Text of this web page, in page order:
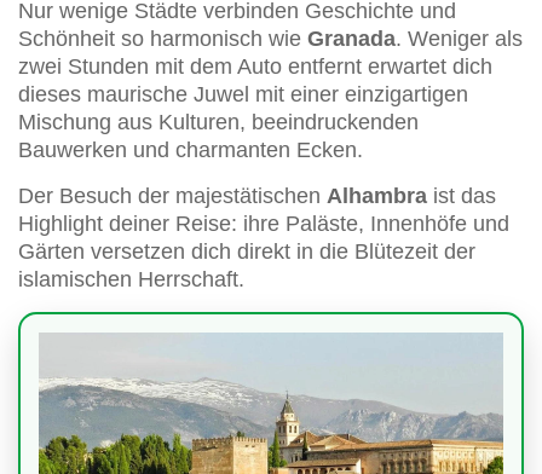
Nur wenige Städte verbinden Geschichte und
Schönheit so harmonisch wie Granada. Weniger als
zwei Stunden mit dem Auto entfernt erwartet dich
dieses maurische Juwel mit einer einzigartigen
Mischung aus Kulturen, beeindruckenden
Bauwerken und charmanten Ecken.
Der Besuch der majestätischen Alhambra ist das
Highlight deiner Reise: ihre Paläste, Innenhöfe und
Gärten versetzen dich direkt in die Blütezeit der
islamischen Herrschaft.